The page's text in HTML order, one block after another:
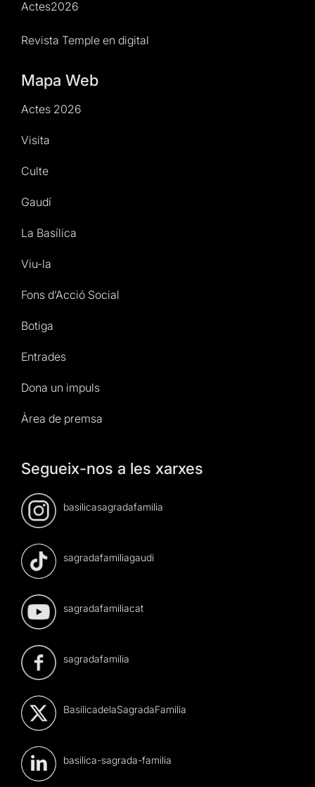
Actes2026
Revista Temple en digital
Mapa Web
Actes 2026
Visita
Culte
Gaudí
La Basílica
Viu-la
Fons d’Acció Social
Botiga
Entrades
Dona un impuls
Àrea de premsa
Segueix-nos a les xarxes
basilicasagradafamilia
sagradafamiliagaudi
sagradafamiliacat
sagradafamilia
BasilicadelaSagradaFamilia
basilica-sagrada-familia